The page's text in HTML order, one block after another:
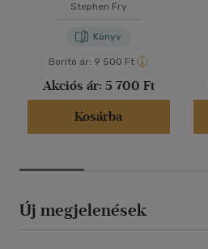
Stephen Fry
Könyv
Borító ár: 9 500 Ft
Akciós ár: 5 700 Ft
Kosárba
Új megjelenések